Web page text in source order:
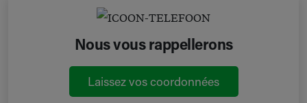
Nous vous rappellerons
Laissez vos coordonnées